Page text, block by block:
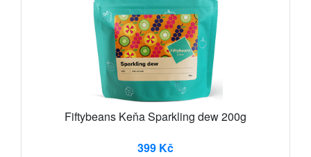
Fiftybeans Keňa Sparkling dew 200g
399 Kč